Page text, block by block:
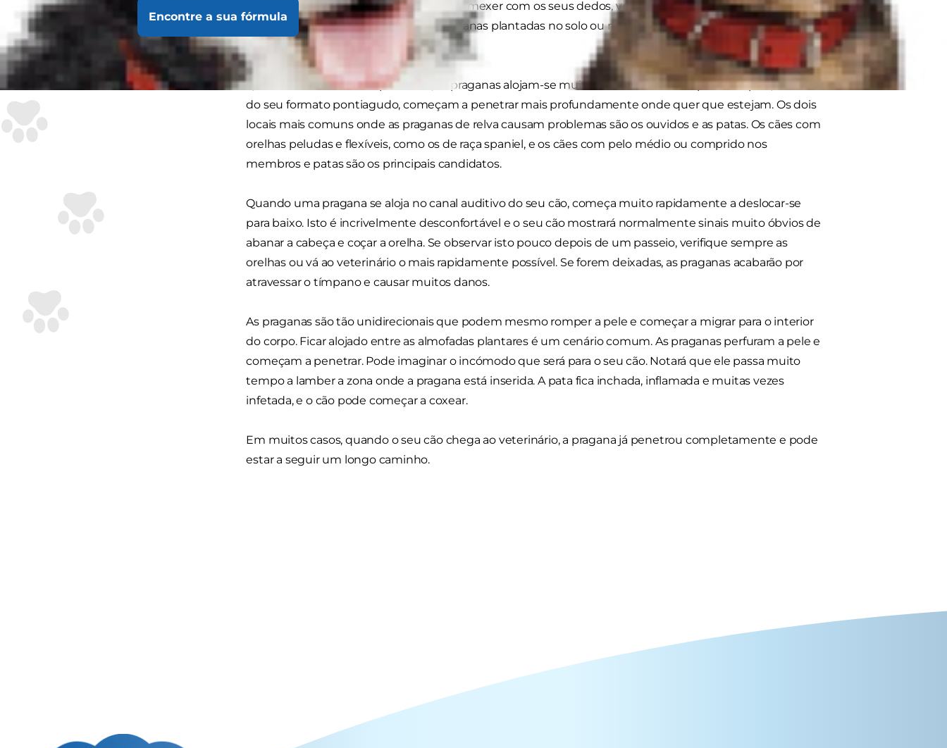
Encontre a sua fórmula
Se alguma vez segurar uma pragana e a mexer com os seus dedos, verá como é impossível movê-la na
direção "errada". Isto é ideal para as praganas plantadas no solo ou na vegetação rasteira, mas pode ser
um pesadelo para os nossos cães.
Quando os cães correm pela relva, as praganas alojam-se muito facilmente no seu pelo e depois, através
do seu formato pontiagudo, começam a penetrar mais profundamente onde quer que estejam. Os dois
locais mais comuns onde as praganas de relva causam problemas são os ouvidos e as patas. Os cães com
orelhas peludas e flexíveis, como os de raça spaniel, e os cães com pelo médio ou comprido nos
membros e patas são os principais candidatos.
Quando uma pragana se aloja no canal auditivo do seu cão, começa muito rapidamente a deslocar-se
para baixo. Isto é incrivelmente desconfortável e o seu cão mostrará normalmente sinais muito óbvios de
abanar a cabeça e coçar a orelha. Se observar isto pouco depois de um passeio, verifique sempre as
orelhas ou vá ao veterinário o mais rapidamente possível. Se forem deixadas, as praganas acabarão por
atravessar o tímpano e causar muitos danos.
As praganas são tão unidirecionais que podem mesmo romper a pele e começar a migrar para o interior
do corpo. Ficar alojado entre as almofadas plantares é um cenário comum. As praganas perfuram a pele e
começam a penetrar. Pode imaginar o incómodo que será para o seu cão. Notará que ele passa muito
tempo a lamber a zona onde a pragana está inserida. A pata fica inchada, inflamada e muitas vezes
infetada, e o cão pode começar a coxear.
Em muitos casos, quando o seu cão chega ao veterinário, a pragana já penetrou completamente e pode
estar a seguir um longo caminho.